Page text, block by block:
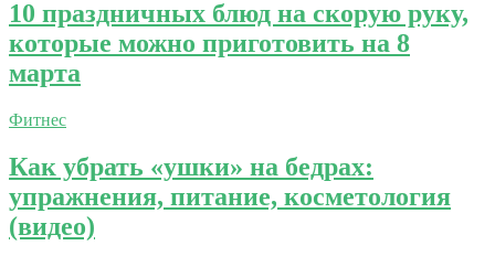
10 праздничных блюд на скорую руку,
которые можно приготовить на 8
марта
Фитнес
Как убрать «ушки» на бедрах:
упражнения, питание, косметология
(видео)